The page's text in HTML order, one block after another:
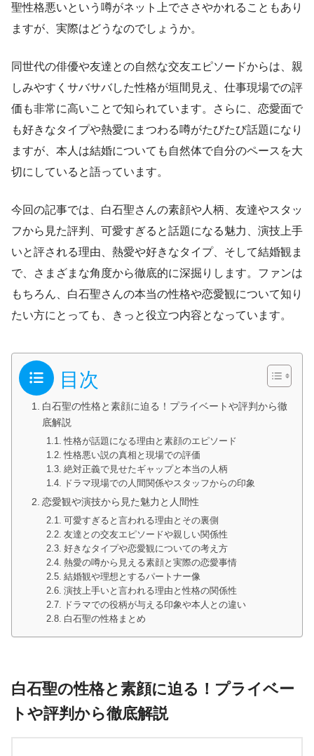
聖性格悪いという噂がネット上でささやかれることもあり
ますが、実際はどうなのでしょうか。
同世代の俳優や友達との自然な交友エピソードからは、親
しみやすくサバサバした性格が垣間見え、仕事現場での評
価も非常に高いことで知られています。さらに、恋愛面で
も好きなタイプや熱愛にまつわる噂がたびたび話題になり
ますが、本人は結婚についても自然体で自分のペースを大
切にしていると語っています。
今回の記事では、白石聖さんの素顔や人柄、友達やスタッ
フから見た評判、可愛すぎると話題になる魅力、演技上手
いと評される理由、熱愛や好きなタイプ、そして結婚観ま
で、さまざまな角度から徹底的に深掘りします。ファンは
もちろん、白石聖さんの本当の性格や恋愛観について知り
たい方にとっても、きっと役立つ内容となっています。
目次
白石聖の性格と素顔に迫る！プライベートや評判から徹
底解説
性格が話題になる理由と素顔のエピソード
性格悪い説の真相と現場での評価
絶対正義で見せたギャップと本当の人柄
ドラマ現場での人間関係やスタッフからの印象
恋愛観や演技から見た魅力と人間性
可愛すぎると言われる理由とその裏側
友達との交友エピソードや親しい関係性
好きなタイプや恋愛観についての考え方
熱愛の噂から見える素顔と実際の恋愛事情
結婚観や理想とするパートナー像
演技上手いと言われる理由と性格の関係性
ドラマでの役柄が与える印象や本人との違い
白石聖の性格まとめ
白石聖の性格と素顔に迫る！プライベー
トや評判から徹底解説